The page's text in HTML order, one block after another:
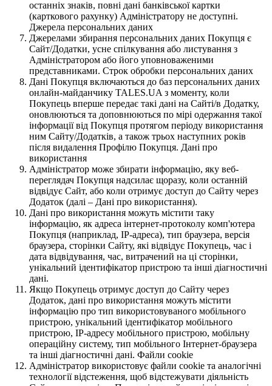
останніх знаків, повні дані банківської картки
(карткового рахунку) Адміністратору не доступні.
Джерела персональних даних
Джерелами збирання персональних даних Покупця є
Сайт/Додатки, усне спілкування або листування з
Адміністратором або його уповноваженими
представниками. Строк обробки персональних даних
Дані Покупця включаються до баз персональних даних
онлайн-майданчику TALES.UA з моменту, коли
Покупець вперше передає такі дані на Сайті/в Додатку,
оновлюються та доповнюються по мірі одержання такої
інформації від Покупця протягом періоду використання
ним Сайту/Додатків, а також трьох наступних років
після видалення Профілю Покупця. Дані про
використання
Адміністратор може збирати інформацію, яку веб-
переглядач Покупця надсилає щоразу, коли останній
відвідує Сайт, або коли отримує доступ до Сайту через
Додаток (далі – Дані про використання).
Дані про використання можуть містити таку
інформацію, як адреса інтернет-протоколу комп'ютера
Покупця (наприклад, IP-адреса), тип браузера, версія
браузера, сторінки Сайту, які відвідує Покупець, час і
дата відвідування, час, витрачений на ці сторінки,
унікальний ідентифікатор пристрою та інші діагностичні
дані.
Якщо Покупець отримує доступ до Сайту через
Додаток, дані про використання можуть містити
інформацію про тип використовуваного мобільного
пристрою, унікальний ідентифікатор мобільного
пристрою, IP-адресу мобільного пристрою, мобільну
операційну систему, тип мобільного Інтернет-браузера
та інші діагностичні дані. Файли cookie
Адміністратор використовує файли cookie та аналогічні
технології відстеження, щоб відстежувати діяльність